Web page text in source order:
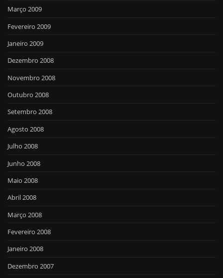
Março 2009
Fevereiro 2009
Janeiro 2009
Dezembro 2008
Novembro 2008
Outubro 2008
Setembro 2008
Agosto 2008
Julho 2008
Junho 2008
Maio 2008
Abril 2008
Março 2008
Fevereiro 2008
Janeiro 2008
Dezembro 2007